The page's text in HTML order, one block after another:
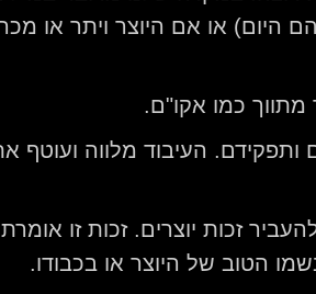
היום) או אם היוצר ויתר או
מתווך כמו אקו"ם.
ותפקידם. העיבוד מלווה ועוטף
זכות יוצרים. זכות זו
הטוב של היוצר או בכבודו.